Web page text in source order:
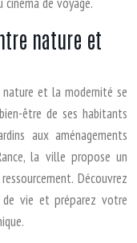
nature et
nature et la modernité se
être de ses habitants
aux aménagements
la ville propose un
Découvrez
vie et préparez votre